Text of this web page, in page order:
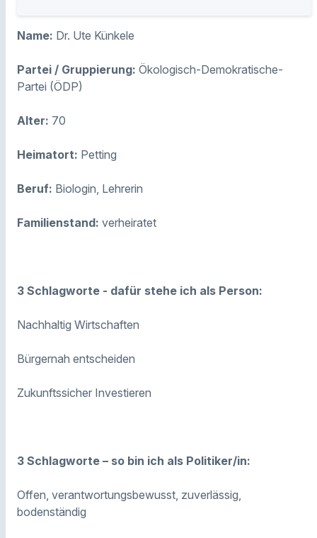
Name: Dr. Ute Künkele
Partei / Gruppierung: Ökologisch-Demokratische-
Partei (ÖDP)
Alter: 70
Heimatort: Petting
Beruf: Biologin, Lehrerin
Familienstand: verheiratet
3 Schlagworte - dafür stehe ich als Person:
Nachhaltig Wirtschaften
Bürgernah entscheiden
Zukunftssicher Investieren
3 Schlagworte – so bin ich als Politiker/in:
Offen, verantwortungsbewusst, zuverlässig,
bodenständig